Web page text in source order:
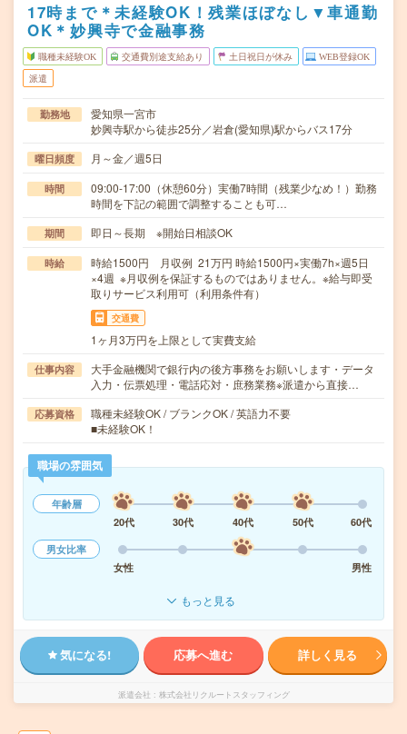
17時まで＊未経験OK！残業ほぼなし▼車通勤
OK＊妙興寺で金融事務
職種未経験OK 交通費別途支給あり 土日祝日が休み WEB登録OK
派遣
勤務地
愛知県一宮市
妙興寺駅から徒歩25分／岩倉(愛知県)駅からバス17分
曜日頻度 月～金／週5日
時間
09:00-17:00（休憩60分）実働7時間（残業少なめ！）勤務
時間を下記の範囲で調整することも可…
期間 即日～長期 ※開始日相談OK
時給
時給1500円 月収例 21万円 時給1500円×実働7h×週5日
×4週 ※月収例を保証するものではありません。※給与即受
取りサービス利用可（利用条件有）
交通費
1ヶ月3万円を上限として実費支給
仕事内容
大手金融機関で銀行内の後方事務をお願いします・データ
入力・伝票処理・電話応対・庶務業務※派遣から直接…
応募資格
職種未経験OK / ブランクOK / 英語力不要
■未経験OK！
職場の雰囲気
年齢層
20代
30代 40代 50代
60代
男女比率
女性
男性
もっと見る
気になる! 応募へ進む 詳しく見る
派遣会社 株式会社リクルートスタッフィング